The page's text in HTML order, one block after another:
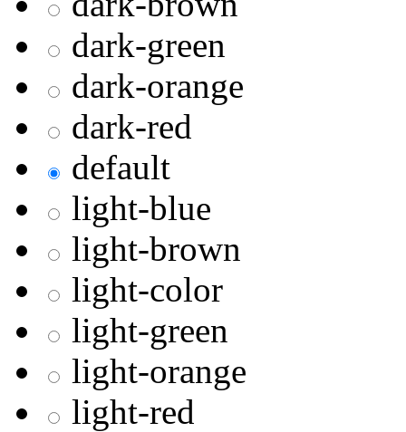
dark-green
dark-orange
dark-red
default
light-blue
light-brown
light-color
light-green
light-orange
light-red